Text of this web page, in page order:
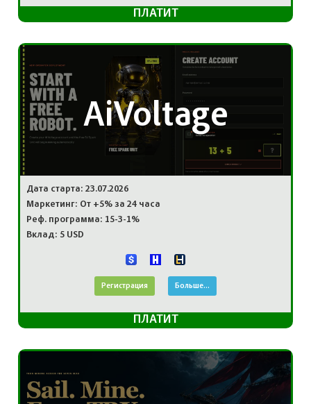
ПЛАТИТ
AiVoltage
Дата старта: 23.07.2026
Маркетинг: От +5% за 24 часа
Реф. программа: 15-3-1%
Вклад: 5 USD
Регистрация Больше...
ПЛАТИТ